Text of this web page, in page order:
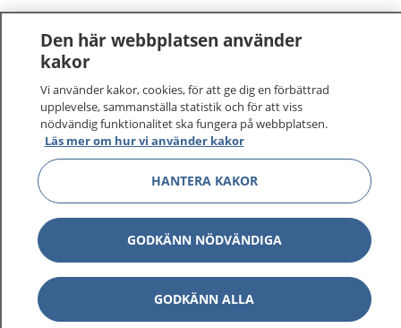
Den här webbplatsen använder
kakor
Vi använder kakor, cookies, för att ge dig en förbättrad
upplevelse, sammanställa statistik och för att viss
nödvändig funktionalitet ska fungera på webbplatsen.
Läs mer om hur vi använder kakor
HANTERA KAKOR
GODKÄNN NÖDVÄNDIGA
GODKÄNN ALLA